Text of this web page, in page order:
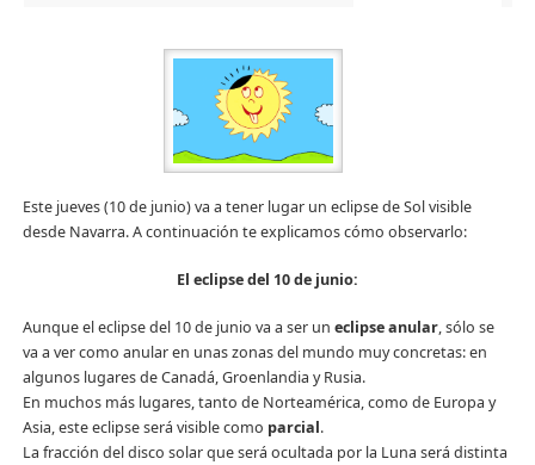
Este jueves (10 de junio) va a tener lugar un eclipse de Sol visible
desde Navarra. A continuación te explicamos cómo observarlo:
El eclipse del 10 de junio:
Aunque el eclipse del 10 de junio va a ser un eclipse anular, sólo se
va a ver como anular en unas zonas del mundo muy concretas: en
algunos lugares de Canadá, Groenlandia y Rusia.
En muchos más lugares, tanto de Norteamérica, como de Europa y
Asia, este eclipse será visible como parcial.
La fracción del disco solar que será ocultada por la Luna será distinta